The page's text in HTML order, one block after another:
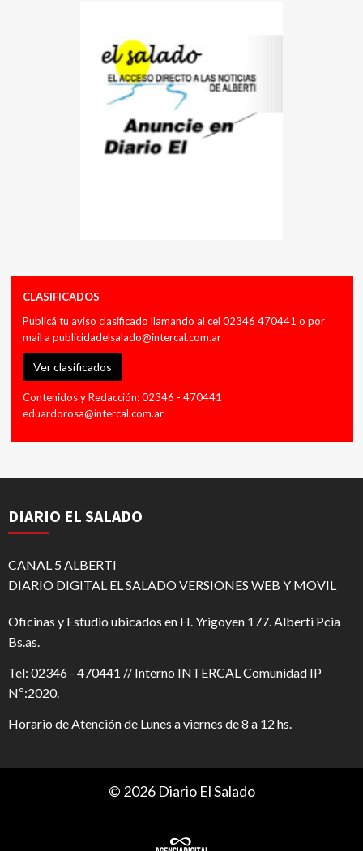
CLASIFICADOS
Publicá tu aviso clasificado llamando al cel 02346 470441 o por
mail a publicidadelsalado@intercal.com.ar
Ver clasificados
Contenidos y Redacción: 02346 - 470441
eduardorosa@intercal.com.ar
DIARIO EL SALADO
CANAL 5 ALBERTI
DIARIO DIGITAL EL SALADO VERSIONES WEB Y MOVIL
Oficinas y Estudio ubicados en H. Yrigoyen 177. Alberti Pcia
Bs.as.
Tel: 02346 - 470441 // Interno INTERCAL Comunidad IP
Nº:2020.
Horario de Atención de Lunes a viernes de 8 a 12 hs.
© 2026 Diario El Salado